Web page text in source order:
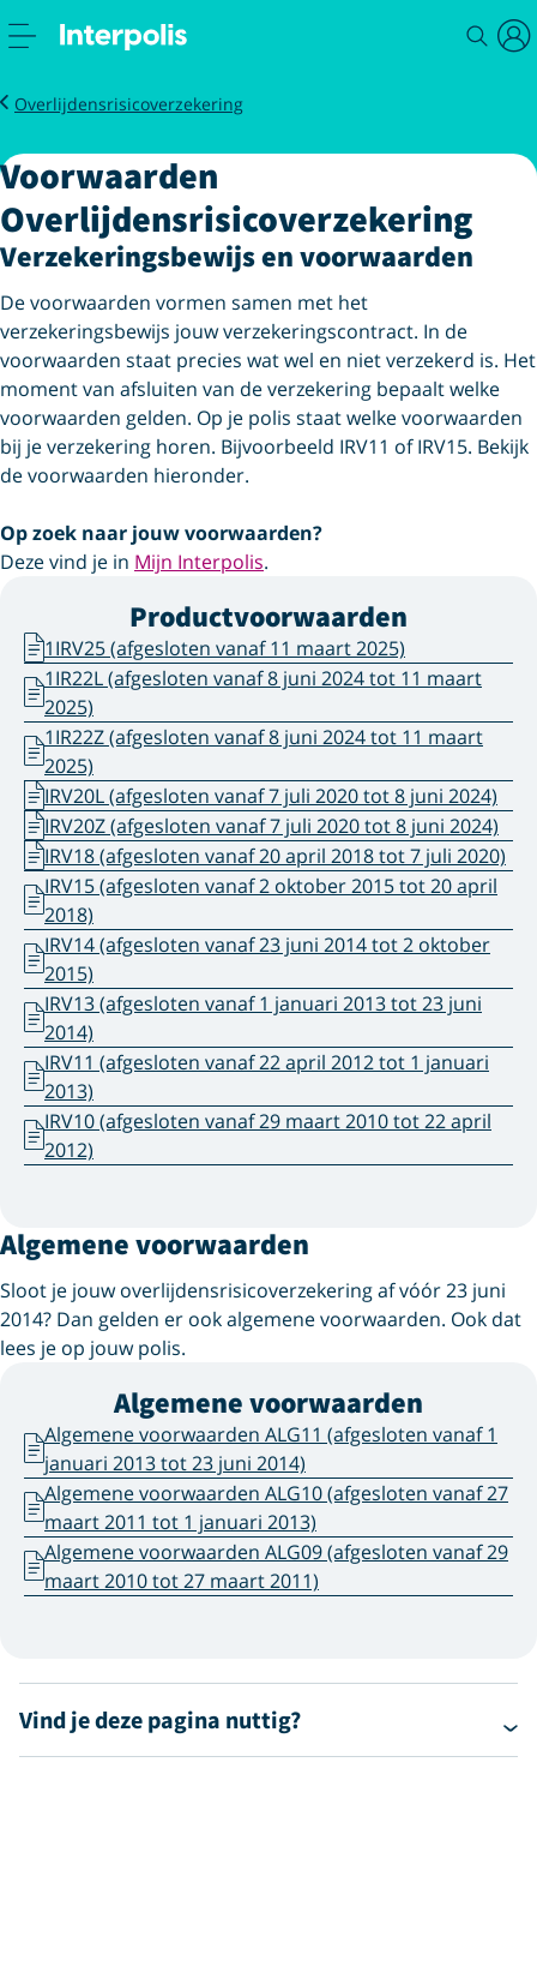
Verzekeren
Overlijdensrisicoverzekering
Voorwaarden
Voorwaarden
Overlijdensrisicoverzekering
Verzekeringsbewijs en voorwaarden
De voorwaarden vormen samen met het
verzekeringsbewijs jouw verzekeringscontract. In de
voorwaarden staat precies wat wel en niet verzekerd is. Het
moment van afsluiten van de verzekering bepaalt welke
voorwaarden gelden. Op je polis staat welke voorwaarden
bij je verzekering horen. Bijvoorbeeld IRV11 of IRV15. Bekijk
de voorwaarden hieronder.
Op zoek naar jouw voorwaarden?
Deze vind je in Mijn Interpolis.
Productvoorwaarden
1IRV25 (afgesloten vanaf 11 maart 2025)
1IR22L (afgesloten vanaf 8 juni 2024 tot 11 maart
2025)
1IR22Z (afgesloten vanaf 8 juni 2024 tot 11 maart
2025)
IRV20L (afgesloten vanaf 7 juli 2020 tot 8 juni 2024)
IRV20Z (afgesloten vanaf 7 juli 2020 tot 8 juni 2024)
IRV18 (afgesloten vanaf 20 april 2018 tot 7 juli 2020)
IRV15 (afgesloten vanaf 2 oktober 2015 tot 20 april
2018)
IRV14 (afgesloten vanaf 23 juni 2014 tot 2 oktober
2015)
IRV13 (afgesloten vanaf 1 januari 2013 tot 23 juni
2014)
IRV11 (afgesloten vanaf 22 april 2012 tot 1 januari
2013)
IRV10 (afgesloten vanaf 29 maart 2010 tot 22 april
2012)
Algemene voorwaarden
Sloot je jouw overlijdensrisicoverzekering af vóór 23 juni
2014? Dan gelden er ook algemene voorwaarden. Ook dat
lees je op jouw polis.
Algemene voorwaarden
Algemene voorwaarden ALG11 (afgesloten vanaf 1
januari 2013 tot 23 juni 2014)
Algemene voorwaarden ALG10 (afgesloten vanaf 27
maart 2011 tot 1 januari 2013)
Algemene voorwaarden ALG09 (afgesloten vanaf 29
maart 2010 tot 27 maart 2011)
Vind je deze pagina nuttig?